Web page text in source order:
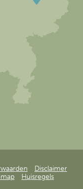
Disclaimer
Huisregels